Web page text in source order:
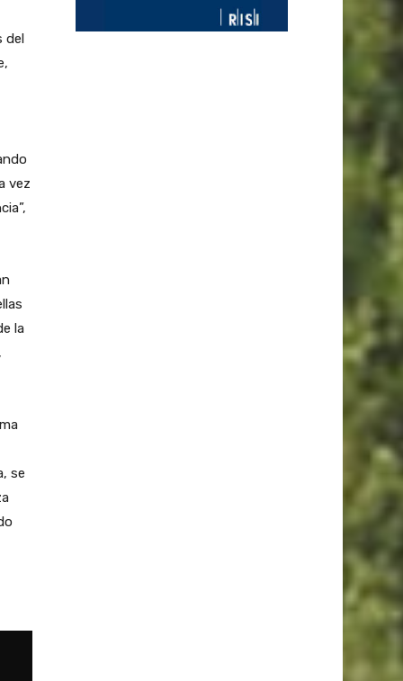
del
vez
la
se